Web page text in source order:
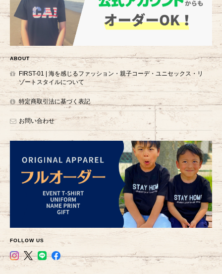
ABOUT
FIRST-01 | 海を感じるファッション・親子コーデ・ユニセックス・リ
ゾートスタイルについて
特定商取引法に基づく表記
お問い合わせ
FOLLOW US